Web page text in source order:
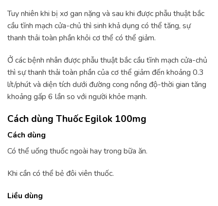
Tuy nhiên khi bị xơ gan nặng và sau khi được phẫu thuật bắc
cầu tĩnh mạch cửa-chủ thì sinh khả dụng có thể tăng, sự
thanh thải toàn phần khỏi cơ thể có thể giảm.
Ở các bệnh nhân được phẫu thuật bắc cầu tĩnh mạch cửa-chủ
thì sự thanh thải toàn phần của cơ thể giảm đến khoảng 0.3
lít/phút và diện tích dưới đường cong nồng độ-thời gian tăng
khoảng gấp 6 lần so với người khỏe mạnh.
Cách dùng Thuốc Egilok 100mg
Cách dùng
Có thể uống thuốc ngoài hay trong bữa ăn.
Khi cần có thể bẻ đôi viên thuốc.
Liều dùng